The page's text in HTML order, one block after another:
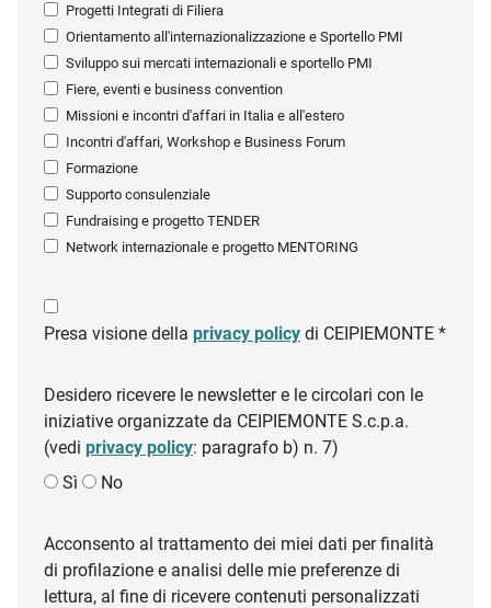
Progetti Integrati di Filiera
Orientamento all'internazionalizzazione e Sportello PMI
Sviluppo sui mercati internazionali e sportello PMI
Fiere, eventi e business convention
Missioni e incontri d'affari in Italia e all'estero
Incontri d'affari, Workshop e Business Forum
Formazione
Supporto consulenziale
Fundraising e progetto TENDER
Network internazionale e progetto MENTORING
Presa visione della privacy policy di CEIPIEMONTE *
Desidero ricevere le newsletter e le circolari con le
iniziative organizzate da CEIPIEMONTE S.c.p.a.
(vedi privacy policy: paragrafo b) n. 7)
Sì
No
Acconsento al trattamento dei miei dati per finalità
di profilazione e analisi delle mie preferenze di
lettura, al fine di ricevere contenuti personalizzati